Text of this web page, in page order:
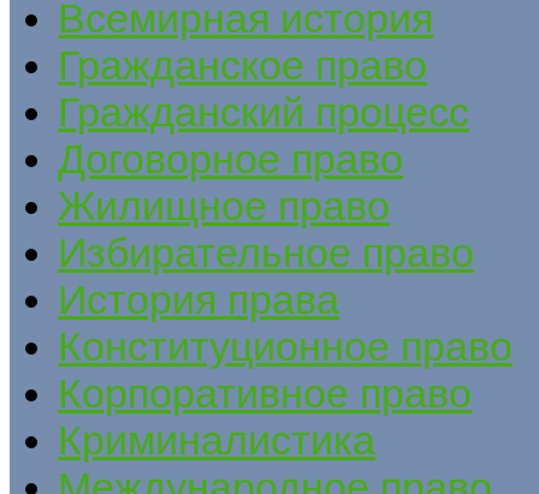
Всемирная история
Гражданское право
Гражданский процесс
Договорное право
Жилищное право
Избирательное право
История права
Конституционное право
Корпоративное право
Криминалистика